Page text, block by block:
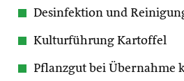
Desinfektion und
Kulturführung Kartoffel
Pflanzgut bei Übernahme